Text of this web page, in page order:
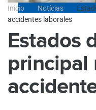
Inicio Notícias
accidentes laborales
Estados
principal